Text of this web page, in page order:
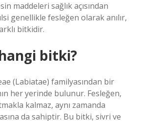
maddeleri sağlık açısından
genellikle fesleğen olarak anılır,
bitkidir.
bitki?
(Labiatae) familyasından bir
her yerinde bulunur. Fesleğen,
kalmaz, aynı zamanda
da sahiptir. Bu bitki, sivri ve